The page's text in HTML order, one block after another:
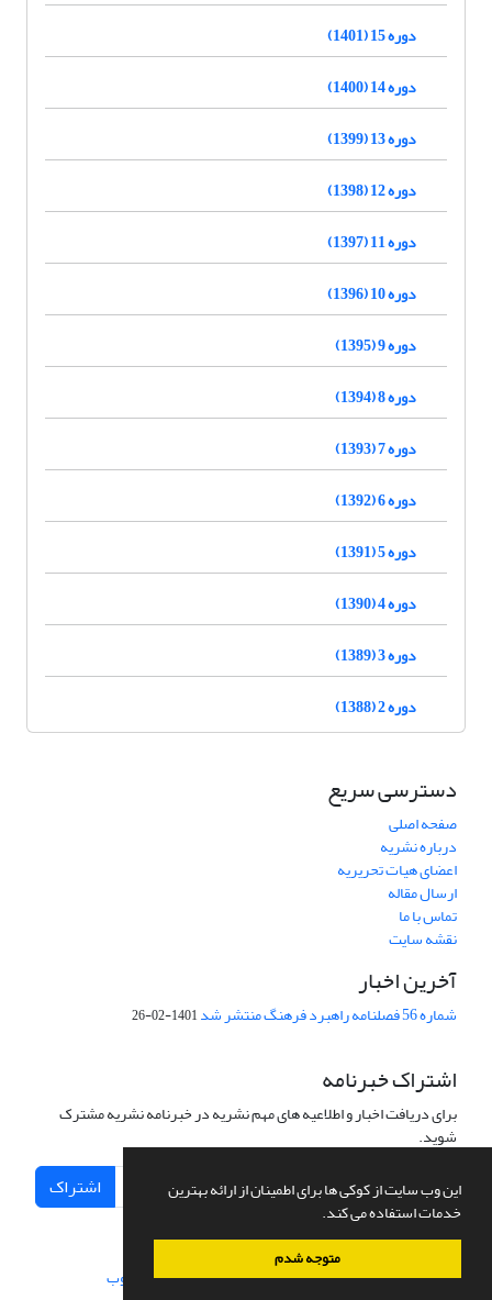
این وب سایت از کوکی ها برای اطمینان از ارائه بهترین
خدمات استفاده می کند.
متوجه شدم
دوره 15 (1401)
دوره 14 (1400)
دوره 13 (1399)
دوره 12 (1398)
دوره 11 (1397)
دوره 10 (1396)
دوره 9 (1395)
دوره 8 (1394)
دوره 7 (1393)
دوره 6 (1392)
دوره 5 (1391)
دوره 4 (1390)
دوره 3 (1389)
دوره 2 (1388)
دسترسی سریع
صفحه اصلی
درباره نشریه
اعضای هیات تحریریه
ارسال مقاله
تماس با ما
نقشه سایت
آخرین اخبار
شماره 56 فصلنامه راهبرد فرهنگ منتشر شد 1401-02-26
اشتراک خبرنامه
برای دریافت اخبار و اطلاعیه های مهم نشریه در خبرنامه نشریه مشترک
شوید.
اشتراک
سامانه مدیریت نشریات علمی.طراحی و پیاده سازی از سیناوب